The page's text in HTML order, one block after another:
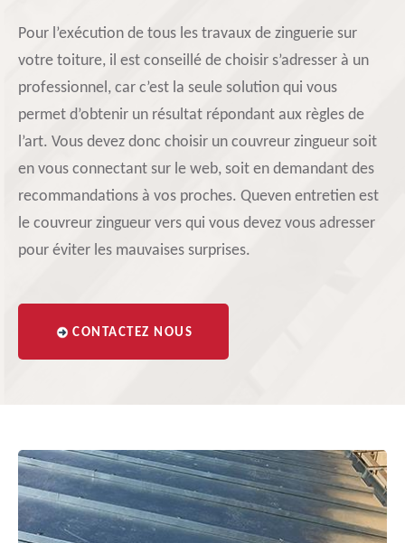
Pour l’exécution de tous les travaux de zinguerie sur
votre toiture, il est conseillé de choisir s’adresser à un
professionnel, car c’est la seule solution qui vous
permet d’obtenir un résultat répondant aux règles de
l’art. Vous devez donc choisir un couvreur zingueur soit
en vous connectant sur le web, soit en demandant des
recommandations à vos proches. Queven entretien est
le couvreur zingueur vers qui vous devez vous adresser
pour éviter les mauvaises surprises.
CONTACTEZ NOUS